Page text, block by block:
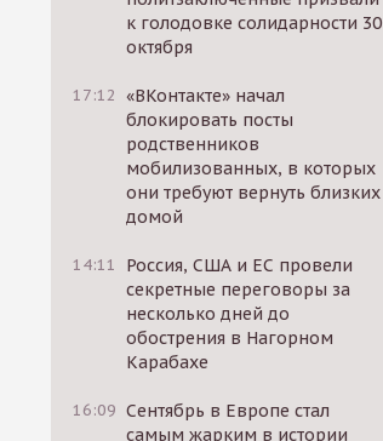
к голодовке солидарности 30
октября
17:12 «ВКонтакте» начал
блокировать посты
родственников
мобилизованных, в которых
они требуют вернуть близких
домой
14:11
Россия, США и ЕС провели
секретные переговоры за
несколько дней до
обострения в Нагорном
Карабахе
16:09 Сентябрь в Европе стал
самым жарким в истории